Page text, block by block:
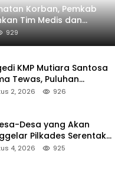
Korban, Pemkab
Tim Medis dan
Kalianget
929
KMP Mutiara Santosa
Tewas, Puluhan
Masih Dalam
2, 2026 926
Desa yang Akan
Pilkades Serentak
di Kabupaten Sumenep
4, 2026 925